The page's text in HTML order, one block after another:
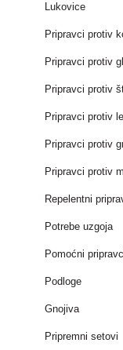
Lukovice
Pripravci protiv
Pripravci protiv
Pripravci protiv
Pripravci protiv
Pripravci protiv
Pripravci protiv
Repelentni
Potrebe uzgoja
Pomoćni
Podloge
Gnojiva
Pripremni setovi